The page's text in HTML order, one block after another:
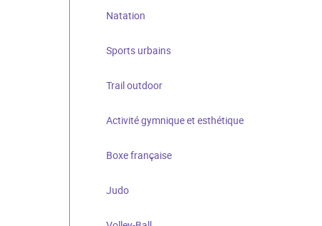
Natation
Sports urbains
Trail outdoor
Activité gymnique et esthétique
Boxe française
Judo